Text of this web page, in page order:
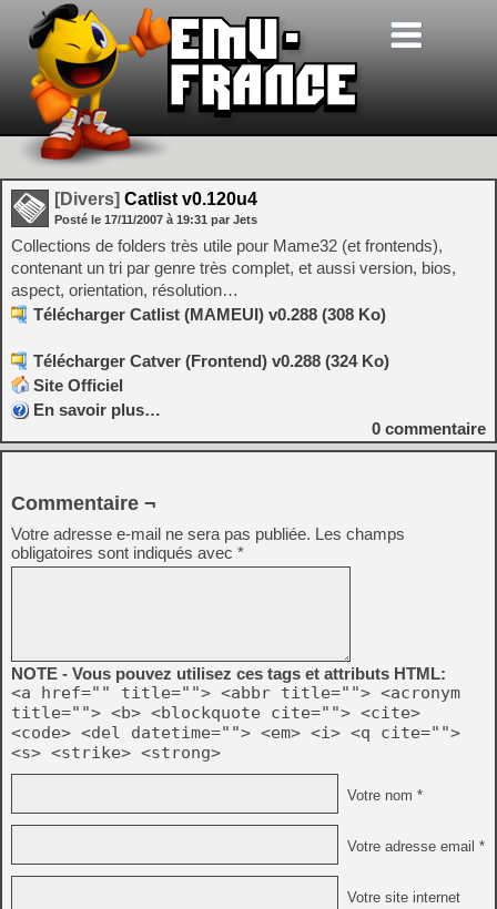
[Divers] Catlist v0.120u4
Posté le 17/11/2007 à 19:31 par Jets
Collections de folders très utile pour Mame32 (et frontends),
contenant un tri par genre très complet, et aussi version, bios,
aspect, orientation, résolution…
Télécharger Catlist (MAMEUI) v0.288 (308 Ko)
Télécharger Catver (Frontend) v0.288 (324 Ko)
Site Officiel
En savoir plus…
0 commentaire
Commentaire ¬
Votre adresse e-mail ne sera pas publiée. Les champs
obligatoires sont indiqués avec *
NOTE - Vous pouvez utilisez ces tags et attributs HTML:
<a href="" title=""> <abbr title=""> <acronym
title=""> <b> <blockquote cite=""> <cite>
<code> <del datetime=""> <em> <i> <q cite="">
<s> <strike> <strong>
Votre nom *
Votre adresse email *
Votre site internet